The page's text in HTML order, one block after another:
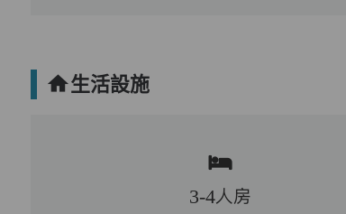
生活設施
3-4人房